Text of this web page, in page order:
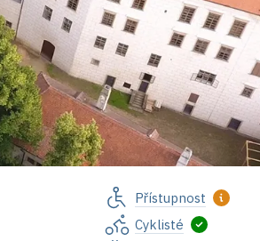
Přístupnost
Cyklisté